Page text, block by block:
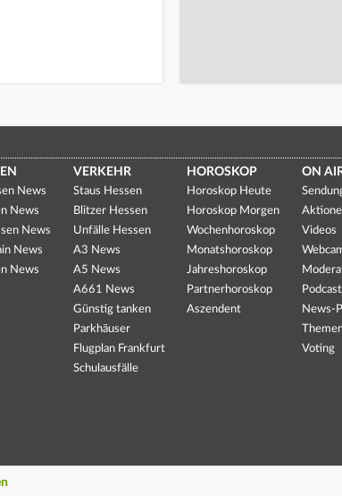
News
News
News
News
News
VERKEHR
Staus Hessen
Blitzer Hessen
Unfälle Hessen
A3 News
A5 News
A661 News
Günstig tanken
Parkhäuser
Flugplan Frankfurt
Schulausfälle
HOROSKOP
Horoskop Heute
Horoskop Morgen
Wochenhoroskop
Monatshoroskop
Jahreshoroskop
Partnerhoroskop
Aszendent
ON
Videos
News-
Voting